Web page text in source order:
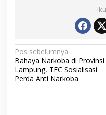
N
a
v
Pos sebelumnya
Bahaya Narkoba di Provinsi
Lampung, TEC Sosialisasi
Perda Anti Narkoba